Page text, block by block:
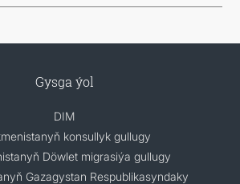
Gysga ýol
DIM
konsullyk gullugy
Döwlet migrasiýa gullugy
Gazagystan Respublikasyndaky